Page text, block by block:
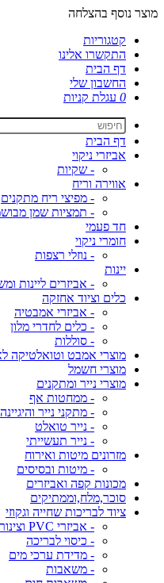
מוצר נוסף בהצלחה
קטגוריות
התקשרו אלינו
דף הבית
החשבון שלי
0 עגלת קניות
דף הבית
אביזרי ניקוי
- שקיות
אווירה וריח
- מפיצי ריח מתקנים
- תמציות שמן
חד פעמי
חומרי ניקוי
- נוזלי רצפות
יינות
- אביזרים ליינות
כלים וציוד אחזקה
- אביזרי אמבטיה
- כלים לחדרי מלון
- סוללות
מוצרי אמבט וטואלטיקה
מוצרי חשמל
מוצרי נייר ומתקנים
- ממחטות אף
- מתקני נייר והיגיינה
- נייר טואלט
- נייר תעשייתי
מזרונים מיטות ואירוח
- מיטות ובסיסים
מכונות קפה ואביזרים
סוכר,מלח,וממתיקים
ציוד לבריכות שחייה וגקוזי
- אביזרי PVC וצינורות
- כיסוי לבריכה
- מדידת ערכי מים
- משאבות